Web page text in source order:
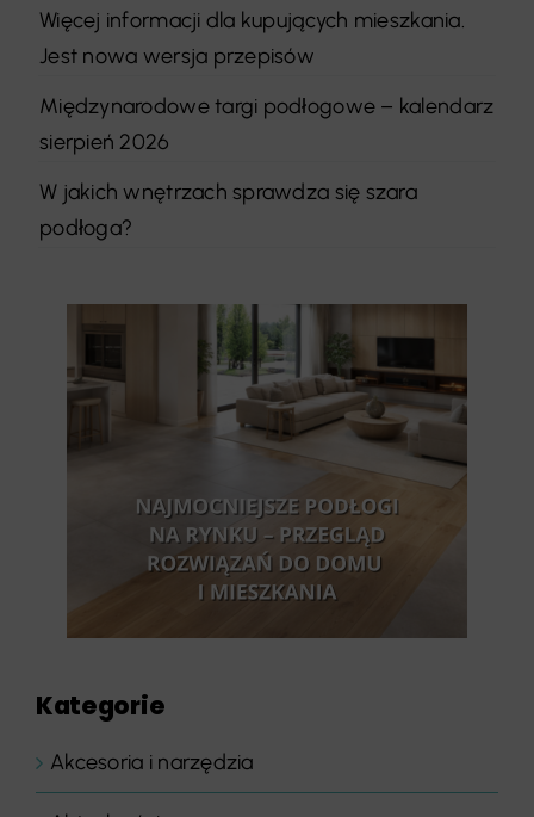
Więcej informacji dla kupujących mieszkania.
Jest nowa wersja przepisów
Międzynarodowe targi podłogowe – kalendarz
sierpień 2026
W jakich wnętrzach sprawdza się szara
podłoga?
Kategorie
Akcesoria i narzędzia